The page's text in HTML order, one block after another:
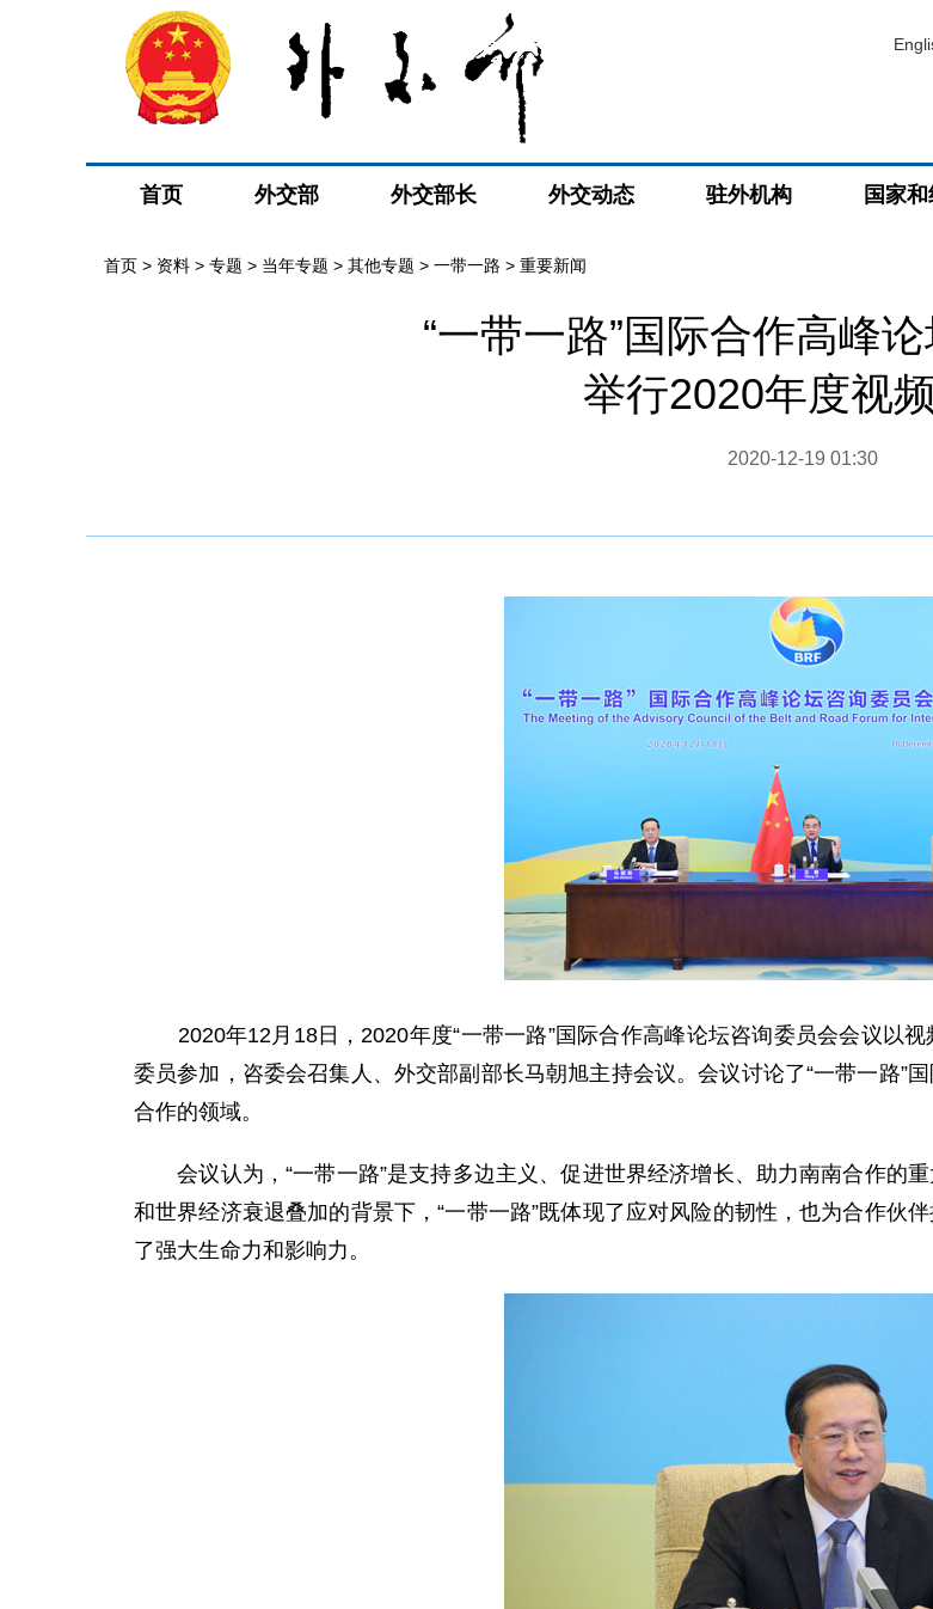
首页 外交部 外交部长 外交动态 驻外机构 国家
首页 > 资料 > 专题 > 当年专题 > 其他专题 > 一带一路 > 重要新闻
“一带一路”国际合作高峰
举行2020年度视
2020-12-19 01:30
2020年12月18日，2020年度“一带一路”国际合作高峰论坛咨询委员会会议以
委员参加，咨委会召集人、外交部副部长马朝旭主持会议。会议讨论了“一带一路”
合作的领域。
会议认为，“一带一路”是支持多边主义、促进世界经济增长、助力南南合作的
和世界经济衰退叠加的背景下，“一带一路”既体现了应对风险的韧性，也为合作伙
了强大生命力和影响力。